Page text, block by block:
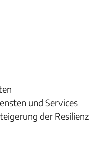
und Services
der Resilienz